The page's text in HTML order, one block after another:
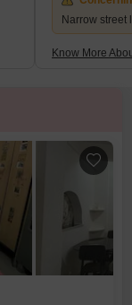
Narrow street
Know More